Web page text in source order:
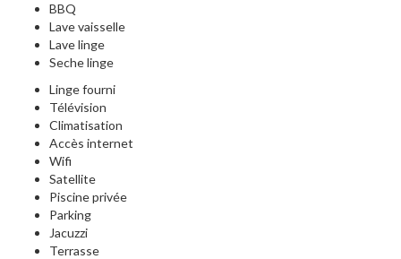
BBQ
Lave vaisselle
Lave linge
Seche linge
Linge fourni
Télévision
Climatisation
Accès internet
Wifi
Satellite
Piscine privée
Parking
Jacuzzi
Terrasse